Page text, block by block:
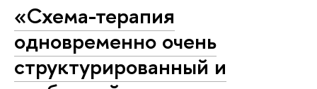
«Схема-терапия
одновременно очень
структурированный и